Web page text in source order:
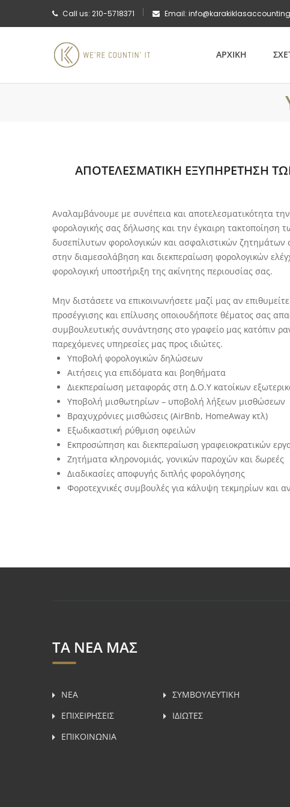
Call us: 210-5718371 Email:
ΑΡΧΙΚΗ
ΑΠΟΤΕΛΕΣΜΑΤΙΚΗ ΕΞΥΠΗΡΕΤΗΣΗ
Αναλαμβάνουμε με συνέπεια και αποτελεσματικότητα
φορολογικής σας δήλωσης και την έγκαιρη
δυσεπίλυτων φορολογικών και ασφαλιστικών ζητημάτων
στην διαμεσολάβηση και διεκπεραίωση φορολογικών
φορολογική υποστήριξη της ακίνητης περιουσίας σας.
Μην διστάσετε να επικοινωνήσετε μαζί μας αν
προσέγγισης και επίλυσης οποιουδήποτε θέματος σας
συμβουλευτικής συνάντησης στο γραφείο μας κατόπιν
παρεχόμενες υπηρεσίες μας προς ιδιώτες.
Υποβολή φορολογικών δηλώσεων
Αιτήσεις για επιδόματα και βοηθήματα
Διεκπεραίωση μεταφοράς στη Δ.Ο.Υ κατοίκων
Υποβολή μισθωτηρίων – υποβολή λήξεων μισθώσεων
Βραχυχρόνιες μισθώσεις (AirBnb, HomeAway κτλ)
Εξωδικαστική ρύθμιση οφειλών
Εκπροσώπηση και διεκπεραίωση γραφειοκρατικών
Ζητήματα κληρονομιάς, γονικών παροχών και δωρεές
Διαδικασίες αποφυγής διπλής φορολόγησης
Φοροτεχνικές συμβουλές για κάλυψη τεκμηρίων και
ΤΑ ΝΕΑ ΜΑΣ
ΝΕΑ
ΣΥΜΒΟΥΛΕΥΤΙΚH
ΕΠΙΧΕΙΡΗΣΕΙΣ
ΙΔΙΩΤΕΣ
ΕΠΙΚΟΙΝΩΝΙΑ